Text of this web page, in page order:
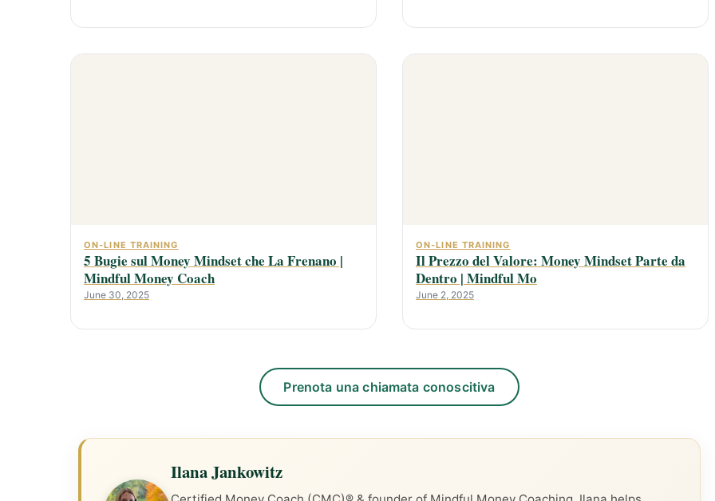
ON-LINE TRAINING
5 Bugie sul Money Mindset che La Frenano |
Mindful Money Coach
June 30, 2025
ON-LINE TRAINING
Il Prezzo del Valore: Money Mindset Parte da
Dentro | Mindful Mo
June 2, 2025
Prenota una chiamata conoscitiva
Ilana Jankowitz